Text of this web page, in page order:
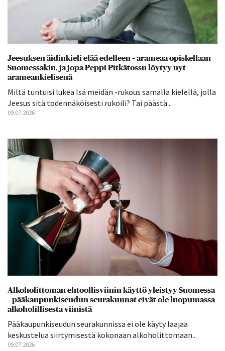
Jeesuksen äidinkieli elää edelleen – arameaa opiskellaan
Suomessakin, ja jopa Peppi Pitkätossu löytyy nyt
arameankielisenä
Miltä tuntuisi lukea Isä meidän -rukous samalla kielellä, jolla
Jeesus sitä todennäköisesti rukoili? Tai päästä...
09.07.2026
Alkoholittoman ehtoollisviinin käyttö yleistyy Suomessa
– pääkaupunkiseudun seurakunnat eivät ole luopumassa
alkoholillisesta viinistä
Pääkaupunkiseudun seurakunnissa ei ole käyty laajaa
keskustelua siirtymisestä kokonaan alkoholittomaan...
09.07.2026